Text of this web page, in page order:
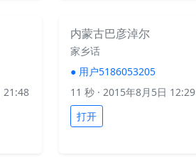
21:48
内蒙古巴彦淖尔
家乡话
● 用户5186053205
11 秒 · 2015年8月5日 12:29
打开